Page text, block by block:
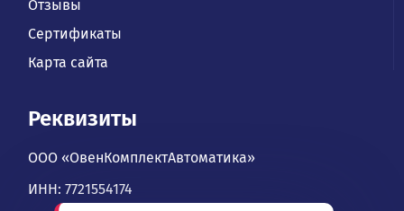
Отзывы
Сертификаты
Карта сайта
Реквизиты
ООО «ОвенКомплектАвтоматика»
ИНН: 7721554174